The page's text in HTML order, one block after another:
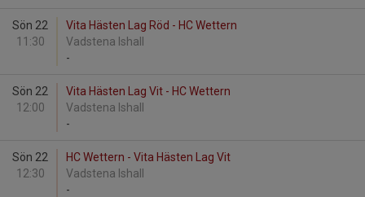
Sön 22
11:30
Vita Hästen Lag Röd - HC Wettern
Vadstena Ishall
-
Sön 22
12:00
Vita Hästen Lag Vit - HC Wettern
Vadstena Ishall
-
Sön 22
12:30
HC Wettern - Vita Hästen Lag Vit
Vadstena Ishall
-